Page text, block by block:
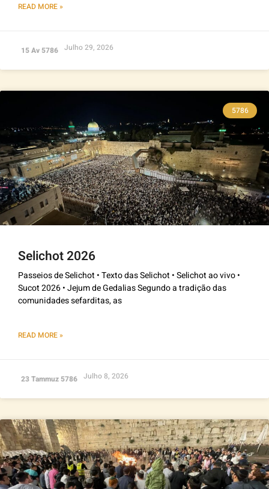
READ MORE »
15 Av 5786 Julho 29, 2026
5786
Selichot 2026
Passeios de Selichot • Texto das Selichot • Selichot ao vivo •
Sucot 2026 • Jejum de Gedalias Segundo a tradição das
comunidades sefarditas, as
READ MORE »
23 Tammuz 5786 Julho 8, 2026